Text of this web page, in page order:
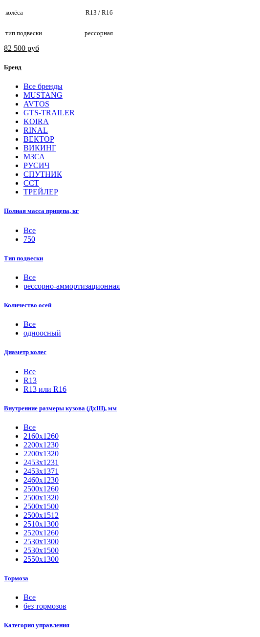
колёса R13 / R16
тип подвески рессорная
82 500 руб
Бренд
Все бренды
MUSTANG
AVTOS
GTS-TRAILER
KOIRA
RINAL
ВЕКТОР
ВИКИНГ
МЗСА
РУСИЧ
СПУТНИК
ССТ
ТРЕЙЛЕР
Полная масса прицепа, кг
Все
750
Тип подвески
Все
рессорно-аммортизационная
Количество осей
Все
одноосный
Диаметр колес
Все
R13
R13 или R16
Внутренние размеры кузова (ДхШ), мм
Все
2160х1260
2200х1230
2200х1320
2453х1231
2453х1371
2460х1230
2500х1260
2500х1320
2500х1500
2500х1512
2510х1300
2520х1260
2530х1300
2530х1500
2550х1300
Тормоза
Все
без тормозов
Категория управления